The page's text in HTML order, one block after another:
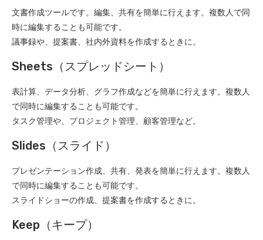
文書作成ツールです。編集、共有を簡単に行えます。複数人で同
時に編集することも可能です。
議事録や、提案書、社内外資料を作成するときに。
Sheets（スプレッドシート）
表計算、データ分析、グラフ作成などを簡単に行えます。複数人
で同時に編集することも可能です。
タスク管理や、プロジェクト管理、顧客管理など。
Slides（スライド）
プレゼンテーション作成、共有、発表を簡単に行えます。複数人
で同時に編集することも可能です。
スライドショーの作成、提案書を作成するときに。
Keep（キープ）